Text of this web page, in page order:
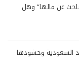
عن مالها” وهل
السعودية وحشودها